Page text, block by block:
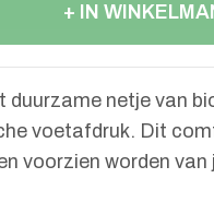
+ IN
netje van
voetafdruk. Dit
voorzien worden van